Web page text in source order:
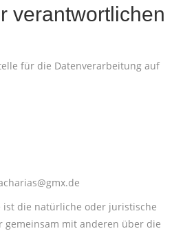
verantwortlichen
für die Datenverarbeitung auf
ist die natürliche oder juristische
gemeinsam mit anderen über die